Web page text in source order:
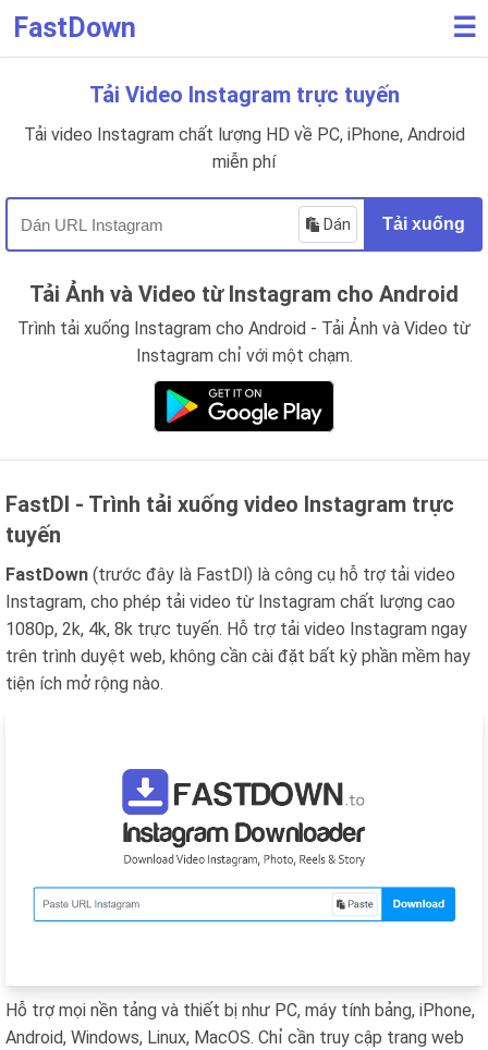
FastDown ☰
Tải Video Instagram trực tuyến
Tải video Instagram chất lượng HD về PC, iPhone, Android
miễn phí
Dán Tải xuống
Tải Ảnh và Video từ Instagram cho Android
Trình tải xuống Instagram cho Android - Tải Ảnh và Video từ
Instagram chỉ với một chạm.
FastDl - Trình tải xuống video Instagram trực
tuyến
FastDown (trước đây là FastDl) là công cụ hỗ trợ tải video
Instagram, cho phép tải video từ Instagram chất lượng cao
1080p, 2k, 4k, 8k trực tuyến. Hỗ trợ tải video Instagram ngay
trên trình duyệt web, không cần cài đặt bất kỳ phần mềm hay
tiện ích mở rộng nào.
Hỗ trợ mọi nền tảng và thiết bị như PC, máy tính bảng, iPhone,
Android, Windows, Linux, MacOS. Chỉ cần truy cập trang web